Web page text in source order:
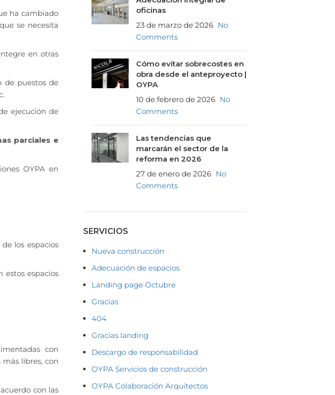
ha cambiado
se necesita
en otras
de puestos de
ejecución de
parciales e
OYPA en
los espacios
estos espacios
con
libres, con
con las
oficinas
23 de marzo de 2026 No
Comments
Cómo evitar sobrecostes en
obra desde el anteproyecto |
OYPA
10 de febrero de 2026 No
Comments
Las tendencias que
marcarán el sector de la
reforma en 2026
27 de enero de 2026 No
Comments
SERVICIOS
Nueva construcción
Adecuación de espacios
Landing page Octubre
Gracias
404
Gracias landing
Descargo de responsabilidad
OYPA Servicios de construcción
OYPA Colaboración Arquitectos